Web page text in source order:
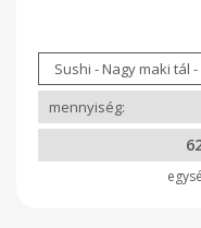
Avokádós - Uborkás -
dobozt rendelés
Közösség vásárlói